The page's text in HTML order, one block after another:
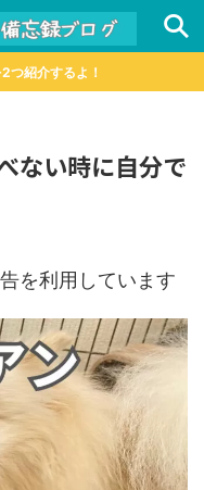
つ紹介するよ！
ない時に自分で
を利用しています